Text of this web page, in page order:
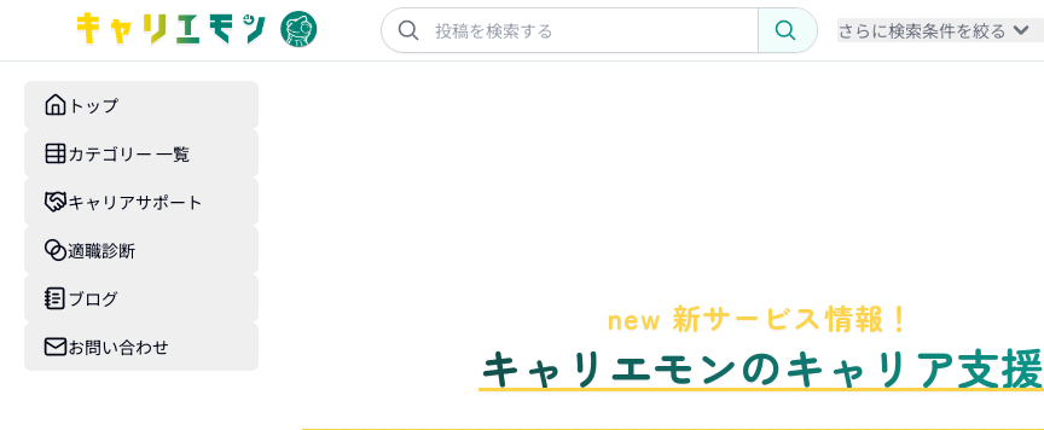
さらに検索条件を絞る
トップ
カテゴリー 一覧
キャリアサポート
適職診断
ブログ
お問い合わせ
new 新サービス情報！
キャリエモンのキャリア支援